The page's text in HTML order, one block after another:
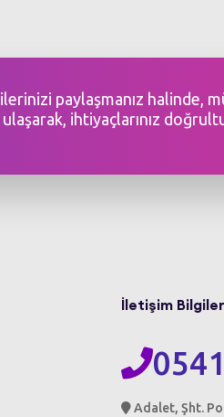
paylaşmanız halinde,
ihtiyaçlarınız
İletişim
Adalet, Şht.